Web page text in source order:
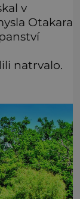
v
Otakara
natrvalo.